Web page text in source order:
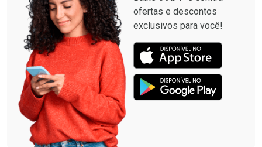
ofertas e descontos
exclusivos para você!